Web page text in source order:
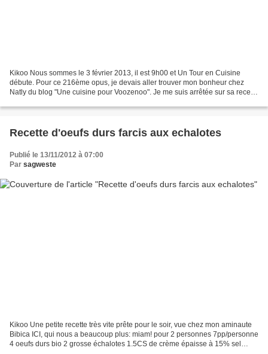
Kikoo Nous sommes le 3 février 2013, il est 9h00 et Un Tour en Cuisine
débute. Pour ce 216ème opus, je devais aller trouver mon bonheur chez
Natly du blog "Une cuisine pour Voozenoo". Je me suis arrêtée sur sa recette
Recette d'oeufs durs farcis aux echalotes
Publié le 13/11/2012 à 07:00
Par sagweste
Kikoo Une petite recette très vite prête pour le soir, vue chez mon aminaute
Bibica ICI, qui nous a beaucoup plus: miam! pour 2 personnes 7pp/personne
4 oeufs durs bio 2 grosse échalotes 1.5CS de crème épaisse à 15% sel